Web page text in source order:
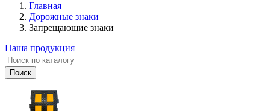
Главная
Дорожные знаки
Запрещающие знаки
Наша продукция